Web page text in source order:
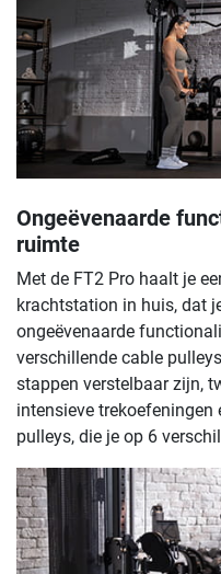
Ongeëvenaarde
ruimte
Met de FT2 Pro haalt je
krachtstation in huis, dat
ongeëvenaarde
verschillende cable
stappen verstelbaar zijn,
intensieve
pulleys, die je op 6